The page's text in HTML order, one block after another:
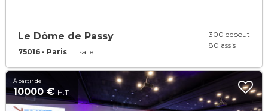
Le Dôme de Passy
75016 - Paris 1 salle
300 debout
80 assis
À partir de
10000 € H.T